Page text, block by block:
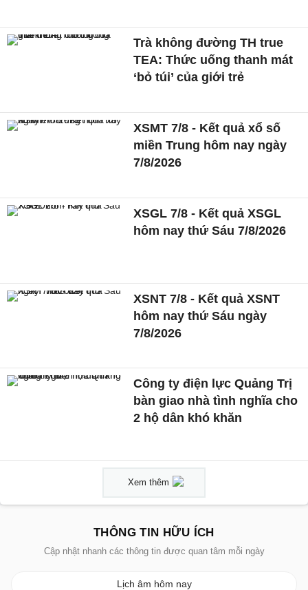
Trà không đường TH true
TEA: Thức uống thanh mát
‘bỏ túi’ của giới trẻ
XSMT 7/8 - Kết quả xổ số
miền Trung hôm nay ngày
7/8/2026
XSGL 7/8 - Kết quả XSGL
hôm nay thứ Sáu 7/8/2026
XSNT 7/8 - Kết quả XSNT
hôm nay thứ Sáu ngày
7/8/2026
Công ty điện lực Quảng Trị
bàn giao nhà tình nghĩa cho
2 hộ dân khó khăn
Xem thêm
THÔNG TIN HỮU ÍCH
Cập nhật nhanh các thông tin được quan tâm mỗi ngày
Lịch âm hôm nay